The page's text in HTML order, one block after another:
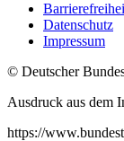
Datenschutz
Impressum
© Deutscher
Ausdruck aus dem
https://